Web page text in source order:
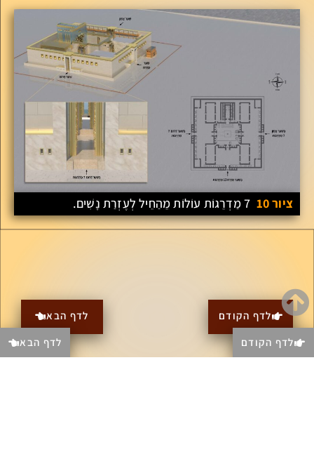
ציור 10 7 מַדְרֵגוֹת עוֹלוֹת מֵהַחֵיל לְעֶזְרַת נָשִׁים.
לדף הקודם
לדף הבא
לדף הקודם
לדף הבא